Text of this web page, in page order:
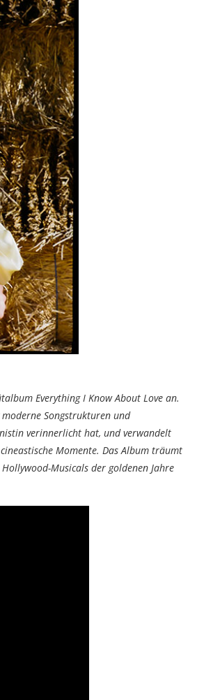
Everything I Know About Love an.
moderne Songstrukturen und
verinnerlicht hat, und verwandelt
Momente. Das Album träumt
Musicals der goldenen Jahre